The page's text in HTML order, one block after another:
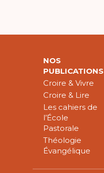
NOS
PUBLICATIONS
Croire & Vivre
Croire & Lire
Les cahiers de
l’École
Pastorale
Théologie
Évangélique